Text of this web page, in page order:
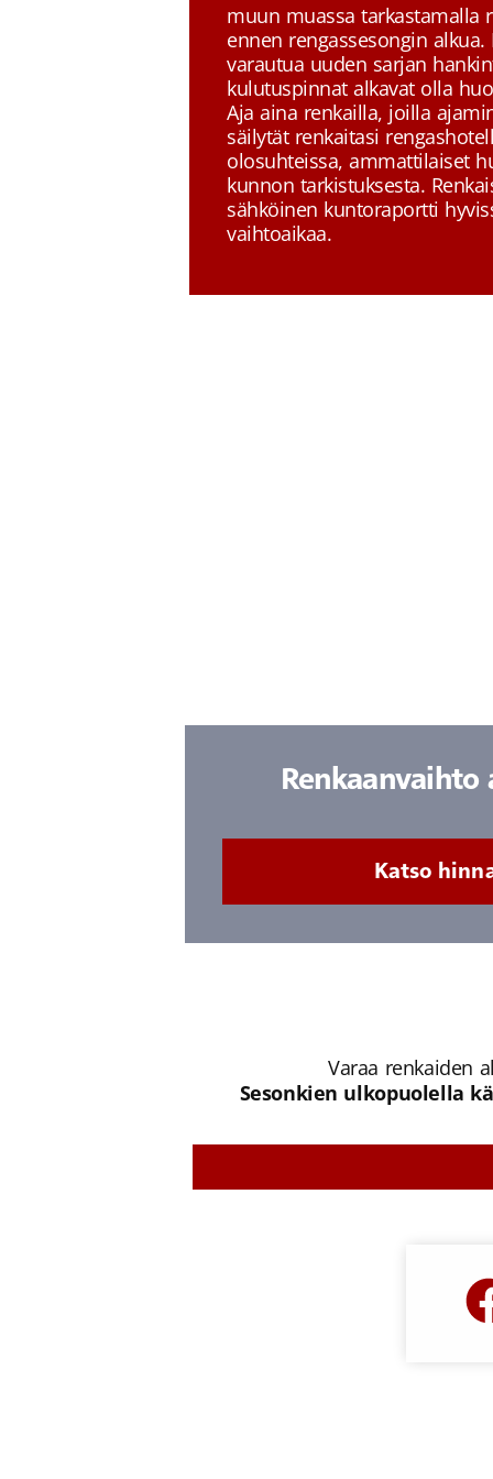
muun muassa tarkastamalla
ennen rengassesongin
varautua uuden sarjan
kulutuspinnat alkavat olla
Aja aina renkailla, joilla
säilytät renkaitasi
olosuhteissa, ammattilaiset
kunnon tarkistuksesta.
sähköinen kuntoraportti
vaihtoaikaa.
Renkaanvaihto
Katso
Varaa renkaiden
Sesonkien ulkopuolella